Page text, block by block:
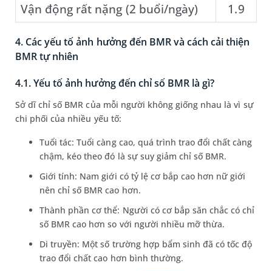
Vận động rất nặng (2 buổi/ngày)
1.9
4. Các yếu tố ảnh hưởng đến BMR và cách cải thiện
BMR tự nhiên
4.1. Yếu tố ảnh hưởng đến chỉ số BMR là gì?
Sở dĩ chỉ số BMR của mỗi người không giống nhau là vì sự
chi phối của nhiều yếu tố:
Tuổi tác: Tuổi càng cao, quá trình trao đổi chất càng
chậm, kéo theo đó là sự suy giảm chỉ số BMR.
Giới tính: Nam giới có tỷ lệ cơ bắp cao hơn nữ giới
nên chỉ số BMR cao hơn.
Thành phần cơ thể: Người có cơ bắp săn chắc có chỉ
số BMR cao hơn so với người nhiều mỡ thừa.
Di truyền: Một số trường hợp bẩm sinh đã có tốc độ
trao đổi chất cao hơn bình thường.